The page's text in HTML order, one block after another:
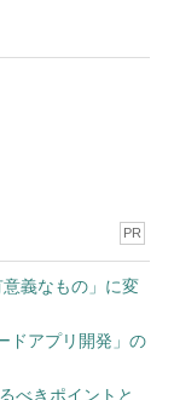
PR
義なもの」に変
ドアプリ開発」の
べきポイントと